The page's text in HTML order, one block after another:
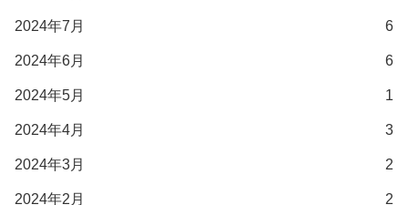
2024年7月 6
2024年6月 6
2024年5月 1
2024年4月 3
2024年3月 2
2024年2月 2